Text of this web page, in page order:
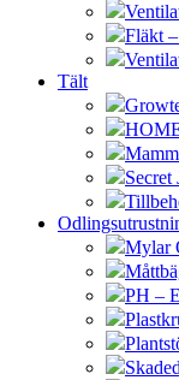
Fläkt
Tält
Secret
Mylar
PH –